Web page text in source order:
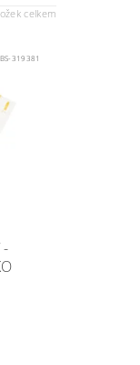
celkem
319381
-